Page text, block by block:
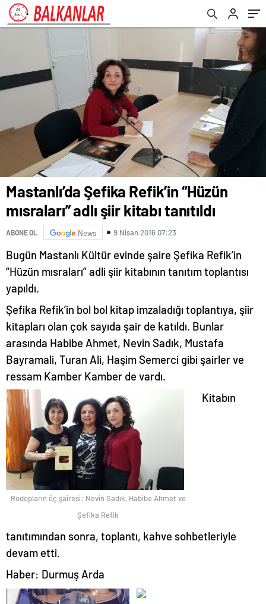
Mastanlı’da Şefika Refik’in “Hüzün
mısraları” adlı şiir kitabı tanıtıldı
ABONE OL News 9 Nisan 2016 07:23
Bugün Mastanlı Kültür evinde şaire Şefika Refik’in
“Hüzün mısraları” adli şiir kitabının tanıtım toplantısı
yapıldı.
Şefika Refik’in bol bol kitap imzaladığı toplantıya, şiir
kitapları olan çok sayıda şair de katıldı. Bunlar
arasında Habibe Ahmet, Nevin Sadık, Mustafa
Bayramali, Turan Ali, Haşim Semerci gibi şairler ve
ressam Kamber Kamber de vardı.
Rodopların üç şairesi: Nevin Sadık, Habibe Ahmet ve
Şefika Refik
Kitabın
tanıtımından sonra, toplantı, kahve sohbetleriyle
devam etti.
Haber: Durmuş Arda